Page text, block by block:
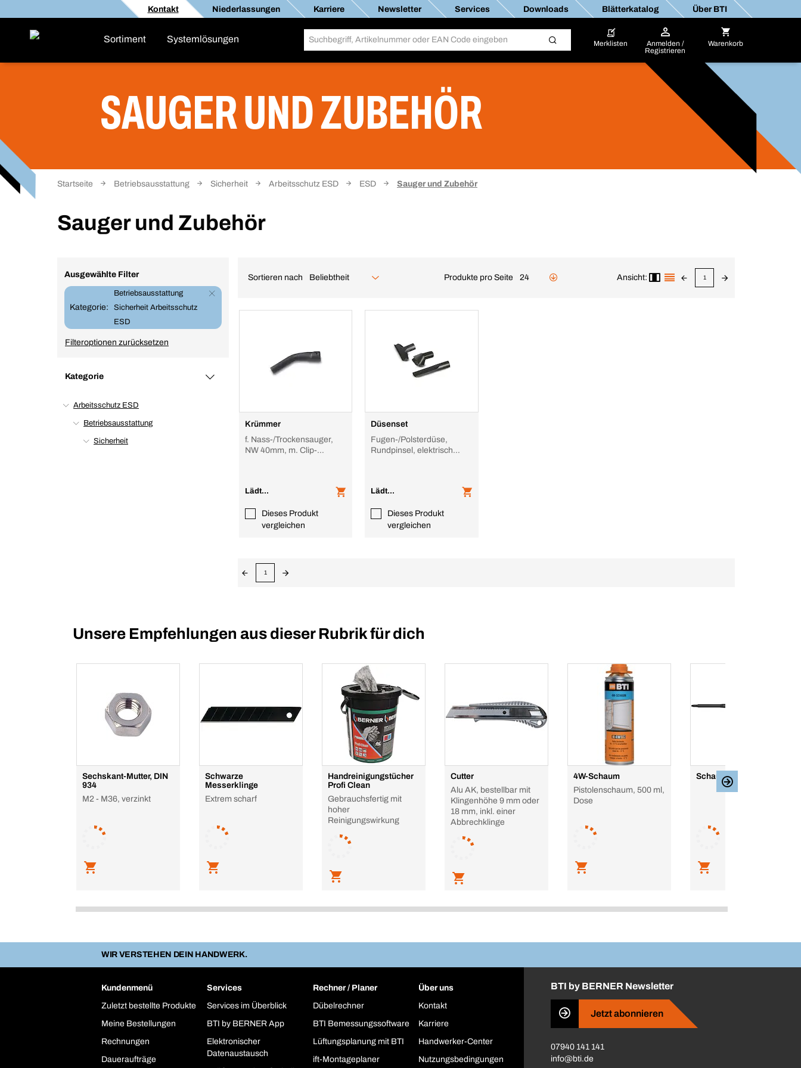
Kontakt Niederlassungen Karriere Newsletter Services Downloads Blätterkatalog Über BTI
Sortiment Systemlösungen Merklisten
Anmelden /
Registrieren
Warenkorb
SAUGER UND ZUBEHÖR
Startseite Betriebsausstattung Sicherheit Arbeitsschutz ESD ESD Sauger und Zubehör
Sauger und Zubehör
Ausgewählte Filter
Kategorie:
Betriebsausstattung
Sicherheit Arbeitsschutz
ESD
Filteroptionen zurücksetzen
Kategorie
Arbeitsschutz ESD
Betriebsausstattung
Sicherheit
Sortieren nach Beliebtheit Produkte pro Seite 24 Ansicht: 1
Krümmer
f. Nass-/Trockensauger,
NW 40mm, m. Clip-
Lädt...
Dieses Produkt
vergleichen
Düsenset
Fugen-/Polsterdüse,
Rundpinsel, elektrisch
Lädt...
Dieses Produkt
vergleichen
1
Unsere Empfehlungen aus dieser Rubrik für dich
Sechskant-Mutter, DIN
934
M2 - M36, verzinkt
Schwarze
Messerklinge
Extrem scharf
Handreinigungstücher
Profi Clean
Gebrauchsfertig mit
hoher
Reinigungswirkung
Cutter
Alu AK, bestellbar mit
Klingenhöhe 9 mm oder
18 mm, inkl. einer
Abbrechklinge
4W-Schaum
Pistolenschaum, 500 ml,
Dose
Schaumpistole PTFE 3
WIR VERSTEHEN DEIN HANDWERK.
Kundenmenü
Zuletzt bestellte Produkte
Meine Bestellungen
Rechnungen
Daueraufträge
Services
Services im Überblick
BTI by BERNER App
Elektronischer
Datenaustausch
Rechner / Planer
Dübelrechner
BTI Bemessungssoftware
Lüftungsplanung mit BTI
ift-Montageplaner
Über uns
Kontakt
Karriere
Handwerker-Center
Nutzungsbedingungen
BTI by BERNER Newsletter
Jetzt abonnieren
07940 141 141
info@bti.de